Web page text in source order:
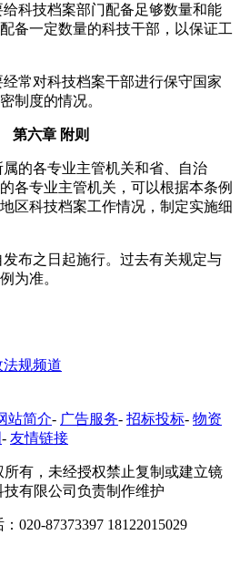
给科技档案部门配备足够数量和能
备一定数量的科技干部，以保证工
常对科技档案干部进行保守国家
制度的情况。
第六章 附则
属的各专业主管机关和省、自治
各专业主管机关，可以根据本条例
区科技档案工作情况，制定实施细
发布之日起施行。过去有关规定与
为准。
规频道
站简介- 广告服务- 招标投标- 物资
- 友情链接
有，未经授权禁止复制或建立镜
有限公司负责制作维护
020-87373397 18122015029